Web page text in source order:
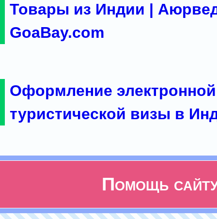
Товары из Индии |
GoaBay.com
Оформление электронной
туристической визы в
Помощь